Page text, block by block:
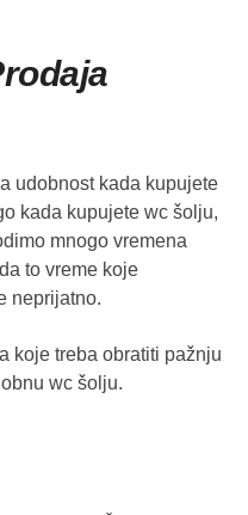
udobnost kada kupujete
kada kupujete wc šolju,
mnogo vremena
to vreme koje
neprijatno.
koje treba obratiti pažnju
wc šolju.